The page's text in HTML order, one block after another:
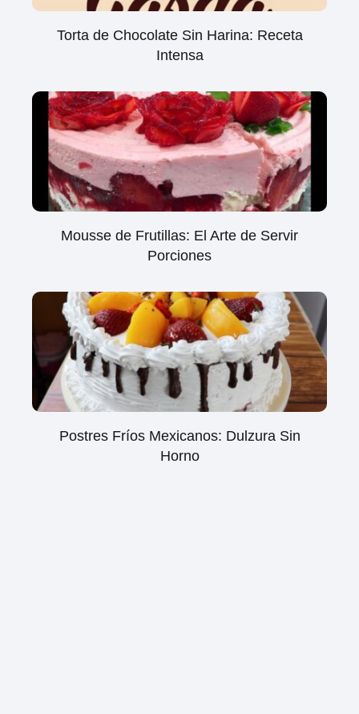
Torta de Chocolate Sin Harina: Receta
Intensa
Mousse de Frutillas: El Arte de Servir
Porciones
Postres Fríos Mexicanos: Dulzura Sin
Horno